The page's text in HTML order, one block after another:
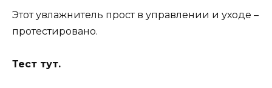
Этот увлажнитель прост в управлении и уходе –
протестировано.
Тест тут.